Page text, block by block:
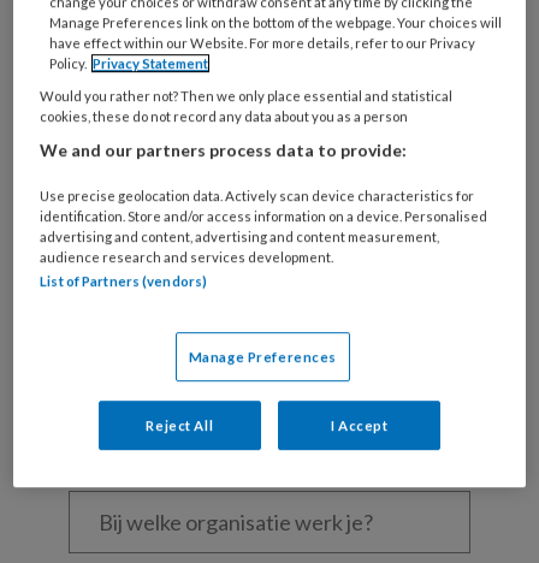
Maak gratis een account aan en lees 2
artikelen gratis per maand
Al een account of abonnement?Log dan in
Wat
is
je
e-
wachtwoord* *
Kies
functie *
Bij
welke
Manage Preferences link on the bottom of the webpage. Your choices will
have effect within our Website. For more details, refer to our Privacy
Policy. Privacy Statement
Would you rather not? Then we only place essential and statistical
cookies, these do not record any data about you as a person
We and our partners process data to provide:
Use precise geolocation data. Actively scan device characteristics for
identification. Store and/or access information on a device. Personalised
advertising and content, advertising and content measurement,
audience research and services development.
List of Partners (vendors)
Manage Preferences
Reject All I Accept